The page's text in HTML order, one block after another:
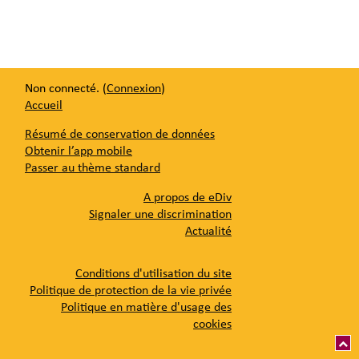
Non connecté. (Connexion)
Accueil
Résumé de conservation de données
Obtenir l’app mobile
Passer au thème standard
A propos de eDiv
Signaler une discrimination
Actualité
Conditions d'utilisation du site
Politique de protection de la vie privée
Politique en matière d'usage des
cookies